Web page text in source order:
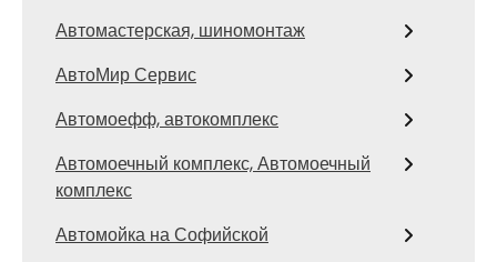
Автомастерская, шиномонтаж
АвтоМир Сервис
Автомоефф, автокомплекс
Автомоечный комплекс, Автомоечный
комплекс
Автомойка на Софийской